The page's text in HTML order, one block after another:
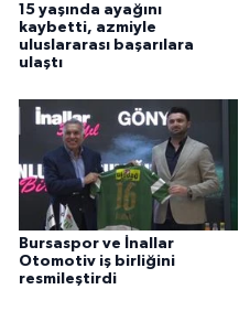
15 yaşında ayağını
kaybetti, azmiyle
uluslararası başarılara
ulaştı
Bursaspor ve İnallar
Otomotiv iş birliğini
resmileştirdi